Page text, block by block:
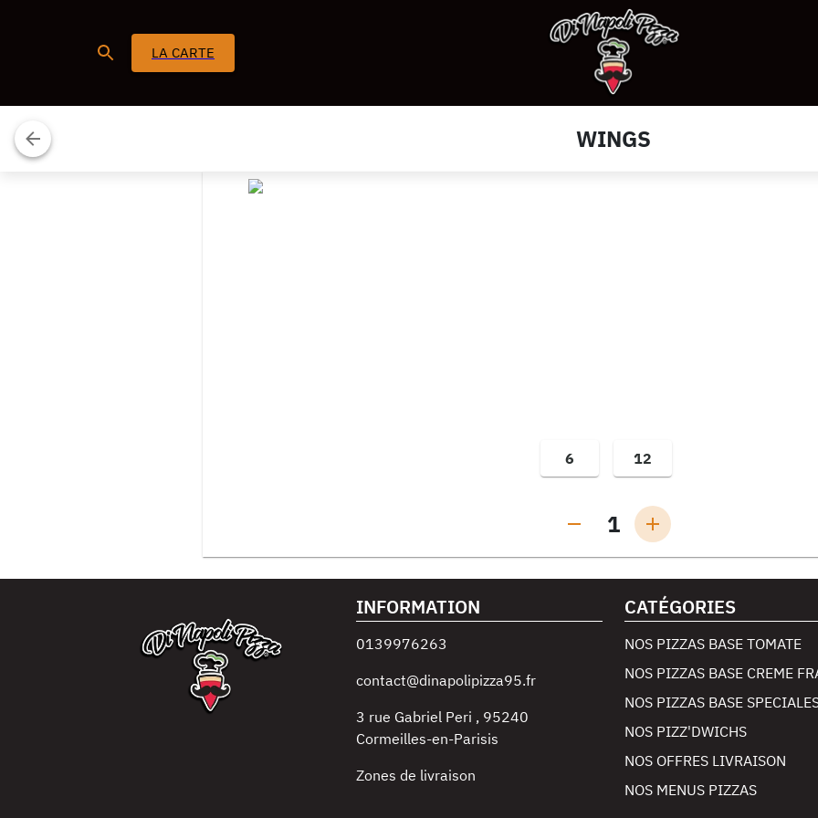
LA CARTE
WINGS
6 12
1
INFORMATION
0139976263
contact@dinapolipizza95.fr
3 rue Gabriel Peri , 95240
Cormeilles-en-Parisis
Zones de livraison
CATÉGORIES
NOS PIZZAS BASE TOMATE
NOS PIZZAS BASE CREME
NOS PIZZAS BASE
NOS PIZZ'DWICHS
NOS OFFRES LIVRAISON
NOS MENUS PIZZAS